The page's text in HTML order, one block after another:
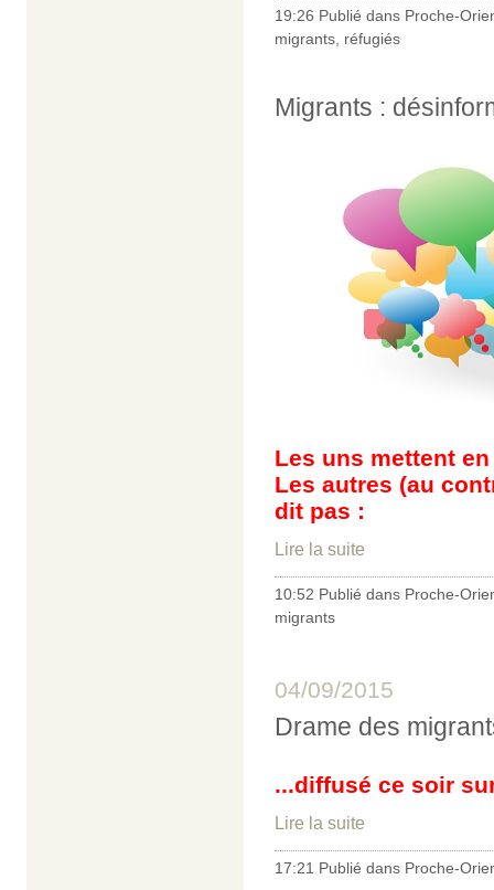
19:26 Publié dans Proche-
migrants réfugiés
Migrants :
Les uns mettent
Les autres (au
dit pas :
Lire la suite
10:52 Publié dans Proche-
migrants
04/09/2015
Drame des
...diffusé ce soir
Lire la suite
17:21 Publié dans Proche-